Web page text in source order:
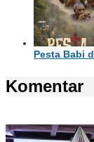
Pesta Babi
Komentar